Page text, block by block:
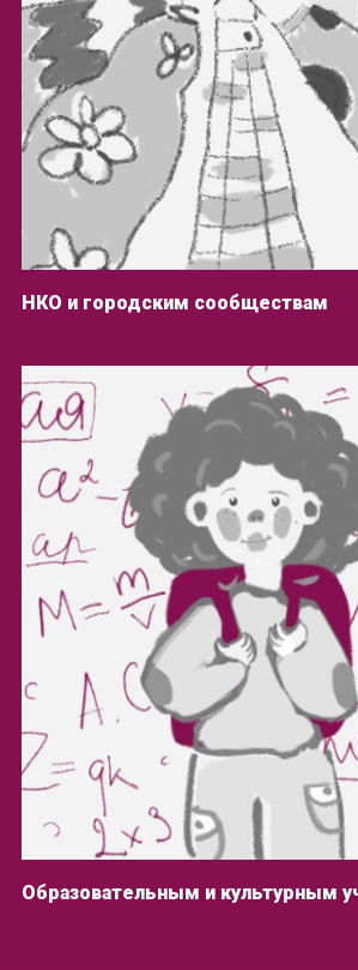
Образовательным и культурным
НКО и городским сообществам